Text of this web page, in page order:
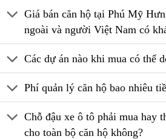
Giá bán căn hộ tại Phú Mỹ
ngoài và người Việt Nam có
Các dự án nào khi mua có thể
Phí quản lý căn hộ bao nhiêu
Chỗ đậu xe ô tô phải mua hay
cho toàn bộ căn hộ không?